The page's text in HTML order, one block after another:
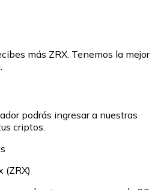
más ZRX. Tenemos la mejor
podrás ingresar a nuestras
criptos.
(ZRX)